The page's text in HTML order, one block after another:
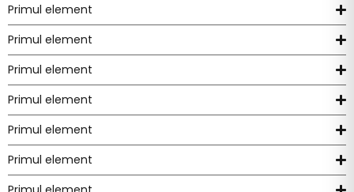
Primul element
Primul element
Primul element
Primul element
Primul element
Primul element